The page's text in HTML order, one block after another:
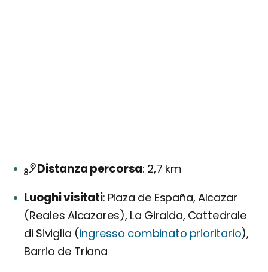
Distanza percorsa 2,7 km
Luoghi visitati Plaza de España, Alcazar
(Reales Alcazares), La Giralda, Cattedrale
di Siviglia (ingresso combinato prioritario),
Barrio de Triana